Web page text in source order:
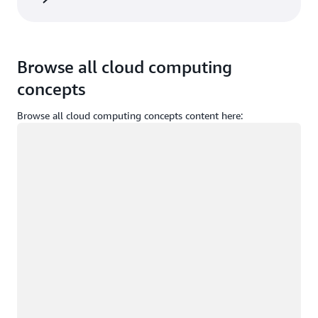
Browse all cloud computing
concepts
Browse all cloud computing concepts content here: